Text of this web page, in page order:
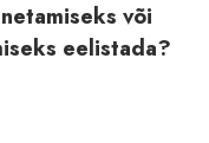
või
eelistada?